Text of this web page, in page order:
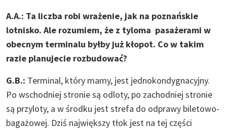
A.A.: Ta liczba robi wrażenie, jak na poznańskie
lotnisko. Ale rozumiem, że z tyloma pasażerami w
obecnym terminalu byłby już kłopot. Co w takim
razie planujecie rozbudować?
G.B.: Terminal, który mamy, jest jednokondygnacyjny.
Po wschodniej stronie są odloty, po zachodniej stronie
są przyloty, a w środku jest strefa do odprawy biletowo-
bagażowej. Dziś największy tłok jest na tej części